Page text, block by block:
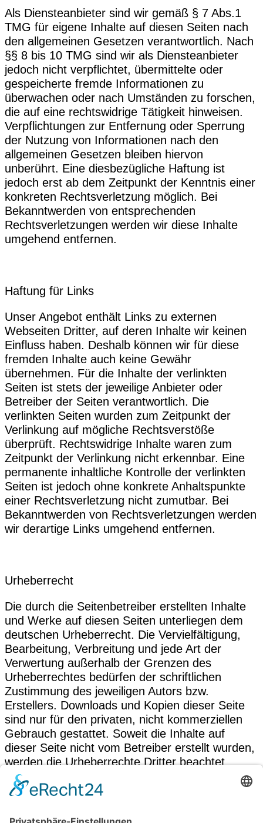
Als Diensteanbieter sind wir gemäß § 7 Abs.1
TMG für eigene Inhalte auf diesen Seiten nach
den allgemeinen Gesetzen verantwortlich. Nach
§§ 8 bis 10 TMG sind wir als Diensteanbieter
jedoch nicht verpflichtet, übermittelte oder
gespeicherte fremde Informationen zu
überwachen oder nach Umständen zu forschen,
die auf eine rechtswidrige Tätigkeit hinweisen.
Verpflichtungen zur Entfernung oder Sperrung
der Nutzung von Informationen nach den
allgemeinen Gesetzen bleiben hiervon
unberührt. Eine diesbezügliche Haftung ist
jedoch erst ab dem Zeitpunkt der Kenntnis einer
konkreten Rechtsverletzung möglich. Bei
Bekanntwerden von entsprechenden
Rechtsverletzungen werden wir diese Inhalte
umgehend entfernen.
Haftung für Links
Unser Angebot enthält Links zu externen
Webseiten Dritter, auf deren Inhalte wir keinen
Einfluss haben. Deshalb können wir für diese
fremden Inhalte auch keine Gewähr
übernehmen. Für die Inhalte der verlinkten
Seiten ist stets der jeweilige Anbieter oder
Betreiber der Seiten verantwortlich. Die
verlinkten Seiten wurden zum Zeitpunkt der
Verlinkung auf mögliche Rechtsverstöße
überprüft. Rechtswidrige Inhalte waren zum
Zeitpunkt der Verlinkung nicht erkennbar. Eine
permanente inhaltliche Kontrolle der verlinkten
Seiten ist jedoch ohne konkrete Anhaltspunkte
einer Rechtsverletzung nicht zumutbar. Bei
Bekanntwerden von Rechtsverletzungen werden
wir derartige Links umgehend entfernen.
Urheberrecht
Die durch die Seitenbetreiber erstellten Inhalte
und Werke auf diesen Seiten unterliegen dem
deutschen Urheberrecht. Die Vervielfältigung,
Bearbeitung, Verbreitung und jede Art der
Verwertung außerhalb der Grenzen des
Urheberrechtes bedürfen der schriftlichen
Zustimmung des jeweiligen Autors bzw.
Erstellers. Downloads und Kopien dieser Seite
sind nur für den privaten, nicht kommerziellen
Gebrauch gestattet. Soweit die Inhalte auf
dieser Seite nicht vom Betreiber erstellt wurden,
werden die Urheberrechte Dritter beachtet.
Insbesondere werden Inhalte Dritter als solche
gekennzeichnet. Sollten Sie trotzdem auf eine
bitten wir um einen entsprechenden Hinweis. Bei